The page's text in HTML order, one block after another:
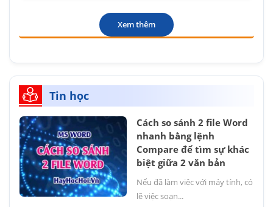
Xem thêm
Tin học
Cách so sánh 2 file Word
nhanh bằng lệnh
Compare để tìm sự khác
biệt giữa 2 văn bản
Nếu đã làm việc với máy tính, có
lẽ việc soạn...